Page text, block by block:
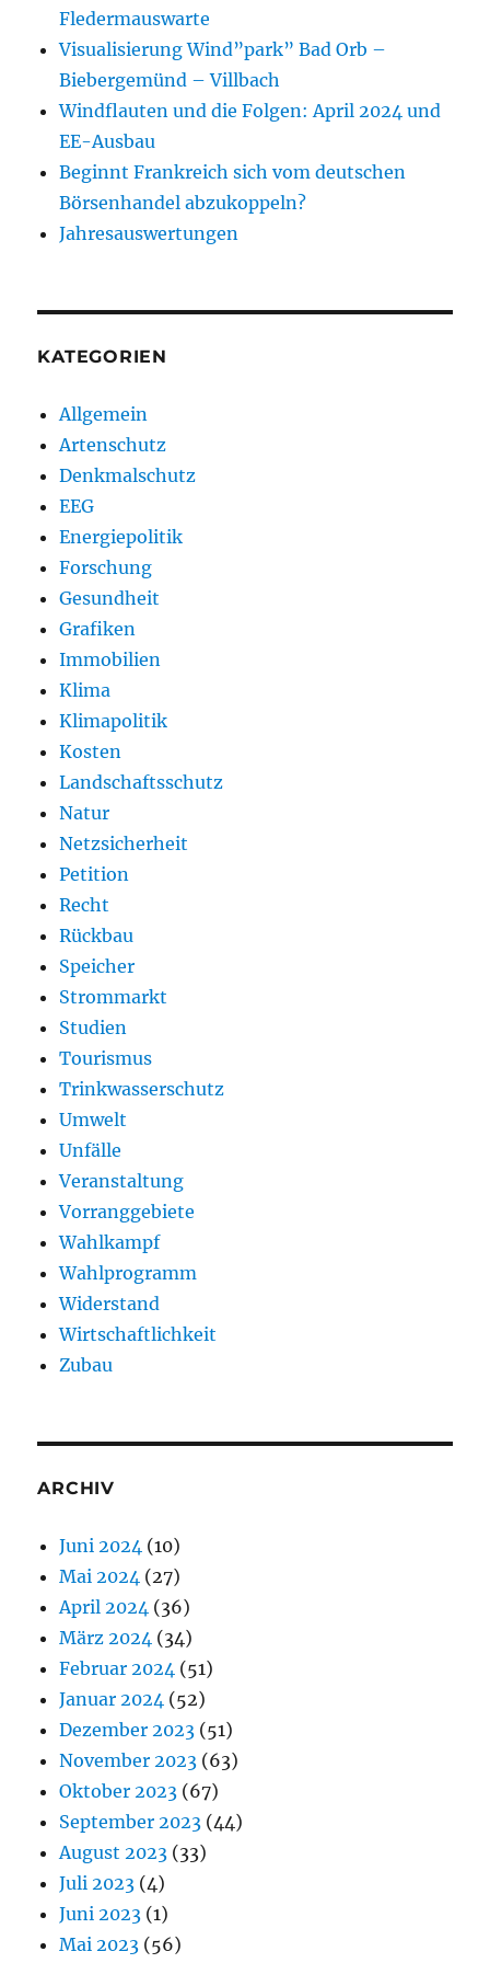
Fledermauswarte
Visualisierung Wind”park” Bad Orb –
Biebergemünd – Villbach
Windflauten und die Folgen: April 2024 und
EE-Ausbau
Beginnt Frankreich sich vom deutschen
Börsenhandel abzukoppeln?
Jahresauswertungen
KATEGORIEN
Allgemein
Artenschutz
Denkmalschutz
EEG
Energiepolitik
Forschung
Gesundheit
Grafiken
Immobilien
Klima
Klimapolitik
Kosten
Landschaftsschutz
Natur
Netzsicherheit
Petition
Recht
Rückbau
Speicher
Strommarkt
Studien
Tourismus
Trinkwasserschutz
Umwelt
Unfälle
Veranstaltung
Vorranggebiete
Wahlkampf
Wahlprogramm
Widerstand
Wirtschaftlichkeit
Zubau
ARCHIV
Juni 2024 (10)
Mai 2024 (27)
April 2024 (36)
März 2024 (34)
Februar 2024 (51)
Januar 2024 (52)
Dezember 2023 (51)
November 2023 (63)
Oktober 2023 (67)
September 2023 (44)
August 2023 (33)
Juli 2023 (4)
Juni 2023 (1)
Mai 2023 (56)